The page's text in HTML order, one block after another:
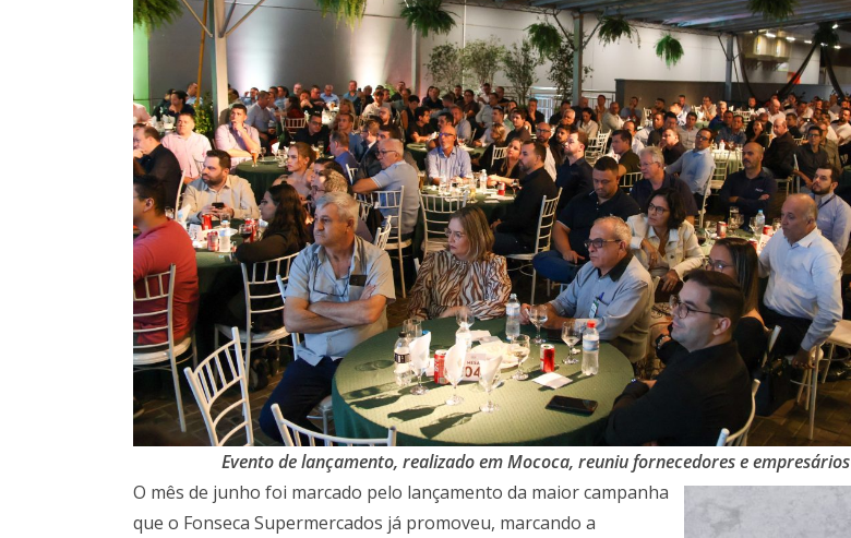
Evento de lançamento, realizado em Mococa, reuniu fornecedores e empresários
O mês de junho foi marcado pelo lançamento da maior campanha
que o Fonseca Supermercados já promoveu, marcando a